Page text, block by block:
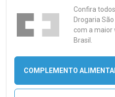
Confira
Drogaria
com a maior
Brasil.
COMPLEMENTO